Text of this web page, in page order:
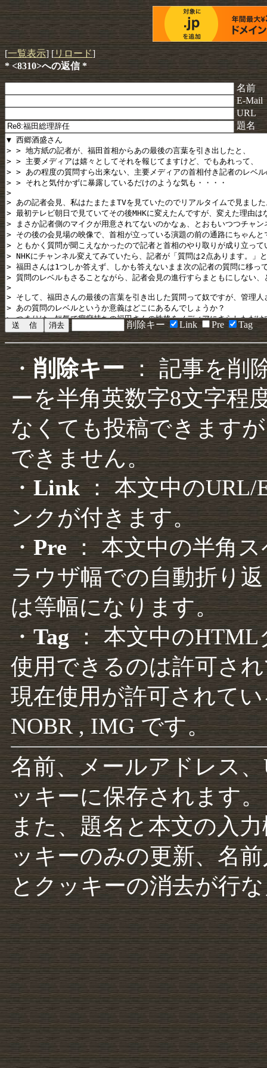
[一覧表示] [リロード]
* <8310>への返信 *
名前
E-Mail
URL
題名
削除キー Link Pre Tag
・削除キー： 記事を削
ーを半角英数字8文字程
なくても投稿できます
できません。
・Link： 本文中のURL/
ンクが付きます。
・Pre： 本文中の半角
ラウザ幅での自動折り
は等幅になります。
・Tag： 本文中のHTML
使用できるのは許可さ
現在使用が許可されて
NOBR , IMG です。
名前、メールアドレス
ッキーに保存されます。
また、題名と本文の入
ッキーのみの更新、名
とクッキーの消去が行